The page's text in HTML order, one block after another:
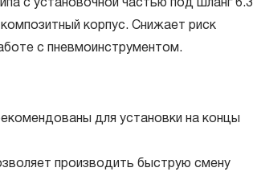
с установочной частью под шланг 6.3
корпус. Снижает риск
с пневмоинструментом.
для установки на концы
производить быструю смену
ГАРАНТИЯ» включает в себя признание
изделия, а также замена или